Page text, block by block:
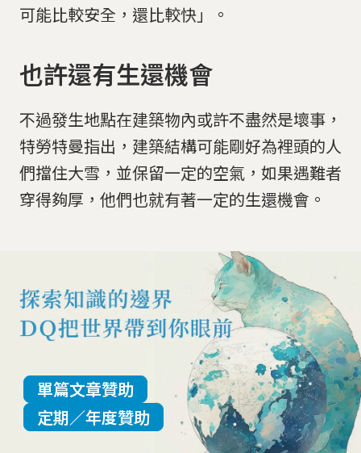
可能比較安全，還比較快」。
也許還有生還機會
不過發生地點在建築物內或許不盡然是壞事，
特勞特曼指出，建築結構可能剛好為裡頭的人
們擋住大雪，並保留一定的空氣，如果遇難者
穿得夠厚，他們也就有著一定的生還機會。
單篇文章贊助
定期／年度贊助